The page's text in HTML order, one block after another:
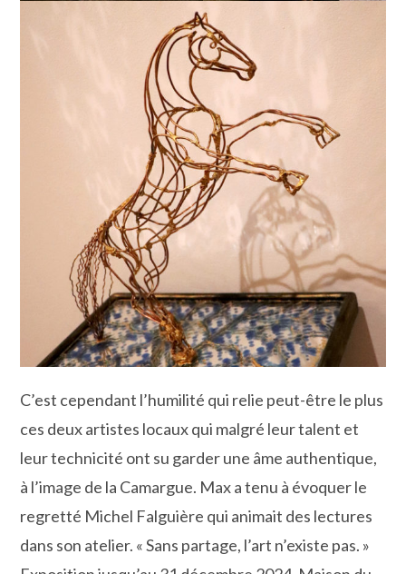
C’est cependant l’humilité qui relie peut-être le plus
ces deux artistes locaux qui malgré leur talent et
leur technicité ont su garder une âme authentique,
à l’image de la Camargue. Max a tenu à évoquer le
regretté Michel Falguière qui animait des lectures
dans son atelier. « Sans partage, l’art n’existe pas. »